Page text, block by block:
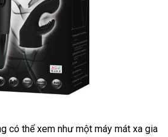
đã
có thể xem như một máy mát xa gia